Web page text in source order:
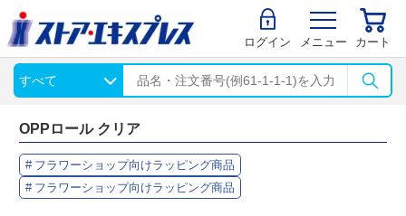
ログイン メニュー カート
OPPロール クリア
フラワーショップ向けラッピング商品
フラワーショップ向けラッピング商品